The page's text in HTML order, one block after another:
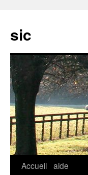
sic
Accueil aide